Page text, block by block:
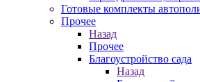
Готовые комплекты
Прочее
Назад
Прочее
Благоустройство сада
Назад